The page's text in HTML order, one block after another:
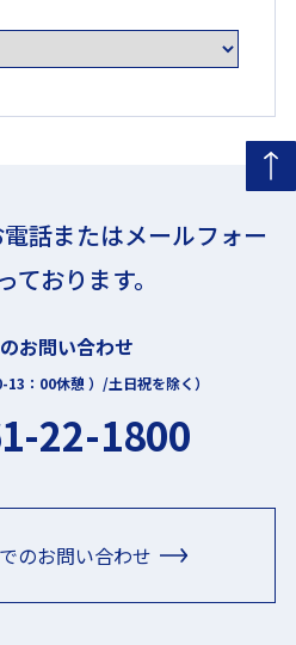
話またはメールフォー
ております。
お問い合わせ
：00休憩 ）/土日祝を除く）
22-1800
のお問い合わせ